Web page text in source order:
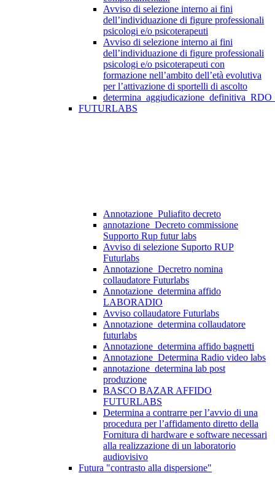
Avviso di selezione interno ai fini
dell’individuazione di figure professionali
psicologi e/o psicoterapeuti
Avviso di selezione interno ai fini
dell’individuazione di figure professionali
psicologi e/o psicoterapeuti con
formazione nell’ambito dell’età evolutiva
per l’attivazione di sportelli di ascolto
FUTURLABS
Annotazione_Puliafito decreto
annotazione_Decreto commissione
Supporto Rup futur labs
Avviso di selezione Suporto RUP
Futurlabs
Annotazione_Decretro nomina
collaudatore Futurlabs
Annotazione_determina affido
LABORADIO
Avviso collaudatore Futurlabs
Annotazione_determina collaudatore
futurlabs
Annotazione_determina affido bagnetti
Annotazione_Determina Radio video labs
annotazione_determina lab post
produzione
BASCO BAZAR AFFIDO
FUTURLABS
Determina a contrarre per l’avvio di una
procedura per l’affidamento diretto della
Fornitura di hardware e software necessari
alla realizzazione di un laboratorio
audiovisivo
Futura "contrasto alla dispersione"